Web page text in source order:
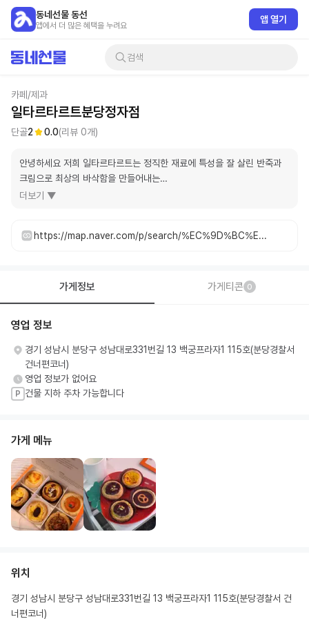
동네선물 동선
앱에서 더 많은 혜택을 누려요
앱 열기
검색
카페/제과
일타르타르트분당정자점
단골2 0.0(리뷰 0개)
안녕하세요 저희 일타르타르트는 정직한 재료에 특성을 잘 살린 반죽과
크림으로 최상의 바삭함을 만들어내는
일타르타르트의 에그타르트는 포루투갈 스타일의 디저트입니다
더보기 ▼
https://map.naver.com/p/search/%EC%9D%BC%ED%83%80%EB%A5%B4%ED%83%80%EB%A5%B4%ED%8A%B8%EB%B6%84%EB%8B%B9%EC%A0%95%EC%9E%90%EC%A0%90%20/place/1423320195
가게정보 가게티콘 0
영업 정보
경기 성남시 분당구 성남대로331번길 13 백궁프라자1 115호(분당경찰서
건너편코너)
영업 정보가 없어요
P 건물 지하 주차 가능합니다
가게 메뉴
위치
경기 성남시 분당구 성남대로331번길 13 백궁프라자1 115호(분당경찰서 건
너편코너)